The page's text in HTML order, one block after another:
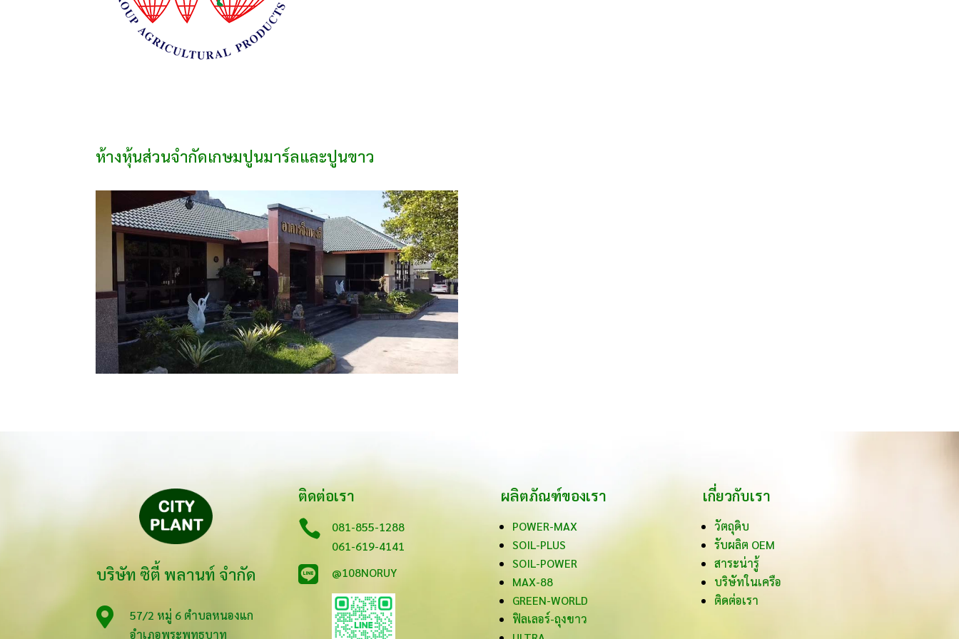
ห้างหุ้นส่วนจำกัดเกษมปูนมาร์ลและปูนขาว
บริษัท ซิตี้ พลานท์ จำกัด

57/2 หมู่ 6 ตำบลหนองแก
อำเภอพระพุทธบาท
ติดต่อเรา

081-855-1288
061-619-4141
 @108NORUY
ผลิตภัณฑ์ของเรา
POWER-MAX
SOIL-PLUS
SOIL-POWER
MAX-88
GREEN-WORLD
ฟิลเลอร์-ถุงขาว
เกี่ยวกับเรา
วัตถุดิบ
รับผลิต OEM
สาระน่ารู้
บริษัทในเครือ
ติดต่อเรา